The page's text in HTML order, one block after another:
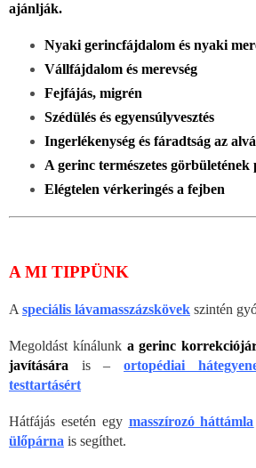
ajánlják.
Nyaki gerincfájdalom és nyaki
Vállfájdalom és merevség
Fejfájás, migrén
Szédülés és egyensúlyvesztés
Ingerlékenység és fáradtság az
A gerinc természetes görbületének
Elégtelen vérkeringés a fejben
A MI TIPPÜNK
A speciális lávamasszázskövek szintén
Megoldást kínálunk a gerinc
javítására
is –ortopédiai
testtartásért
Hátfájás esetén egy masszírozó háttámla
ülőpárna is segíthet.